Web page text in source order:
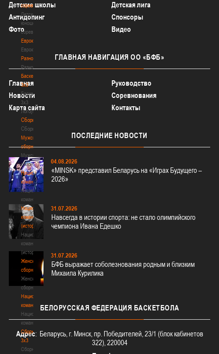
соревнования
Детско-
юношеские
соревнования
Еврокубки
Еврокубки
Разное
Разное
Баскетбол
3х3
Баскетбол
3х3
Лого[modid=121]
Сборные
Сборные
Мужские
сборные
Мужские
сборные
Национальная
команда
Национальная
команда
Национальная
команда
(история)
Национальная
команда
(история)
Женские
сборные
Женские
сборные
Национальная
команда
Национальная
команда
Сборные
3х3
Сборные
Детские школы
Детская лига
Антидопинг
Спонсоры
Фото
Видео
ГЛАВНАЯ НАВИГАЦИЯ ОО «БФБ»
Главная
Руководство
Новости
Соревнования
Карта сайта
Контакты
ПОСЛЕДНИЕ НОВОСТИ
04.08.2026
«MINSK» представил Беларусь на «Играх Будущего –
2026»
31.07.2026
Навсегда в истории спорта: не стало олимпийского
чемпиона Ивана Едешко
31.07.2026
БФБ выражает соболезнования родным и близким
Михаила Курилика
БЕЛОРУССКАЯ ФЕДЕРАЦИЯ БАСКЕТБОЛА
Адрес: Беларусь, г. Минск, пр. Победителей, 23/1 (блок кабинетов
322), 220004